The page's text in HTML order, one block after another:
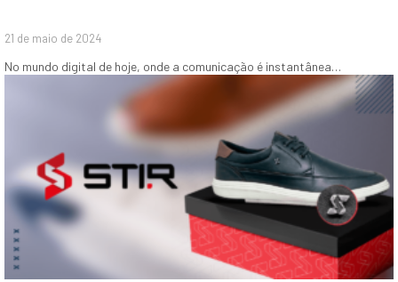
21 de maio de 2024
No mundo digital de hoje, onde a comunicação é instantânea…